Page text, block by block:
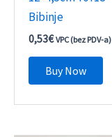
Bibinje
0,53€ VPC (bez PDV-a)
Buy Now